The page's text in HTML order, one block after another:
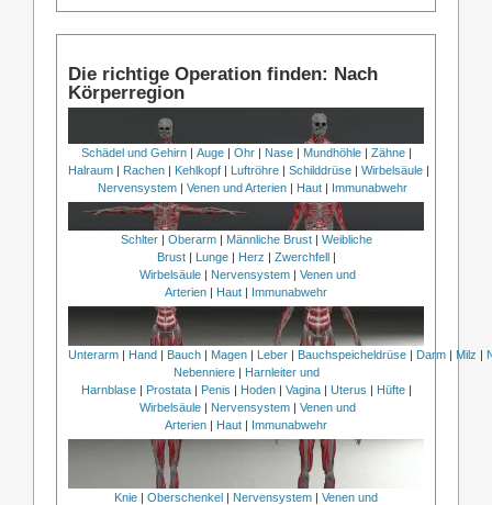
Die richtige Operation finden: Nach
Körperregion
Schädel und Gehirn| Auge| Ohr| Nase| Mundhöhle| Zähne|
Halraum
Rachen Kehlkopf Luftröhre Schilddrüse Wirbelsäule
Nervensystem
Venen und Arterien Haut Immunabwehr
Schlter| Oberarm| Männliche Brust| Weibliche
Brust| Lunge| Herz | Zwerchfell|
Wirbelsäule | Nervensystem | Venen und
Arterien | Haut | Immunabwehr
Unterarm | Hand | Bauch | Magen | Leber | Bauchspeicheldrüse | Darm | Milz |
Nebenniere| Harnleiter und
Harnblase| Prostata| Penis | Hoden| Vagina| Uterus | Hüfte|
Wirbelsäule | Nervensystem | Venen und
Arterien | Haut | Immunabwehr
Knie | Oberschenkel | Nervensystem | Venen und